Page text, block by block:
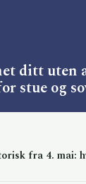
ditt uten
stue og
fra 4. mai: